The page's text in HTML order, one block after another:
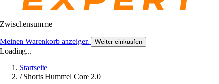
Zwischensumme
Meinen Warenkorb anzeigen Weiter einkaufen
Loading...
Startseite
/ Shorts Hummel Core 2.0